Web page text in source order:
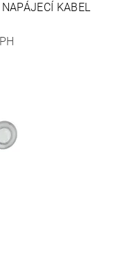
KABEL